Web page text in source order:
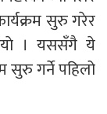
सुरु गरेर
। यससँगै ये
सुरु गर्ने पहिलो